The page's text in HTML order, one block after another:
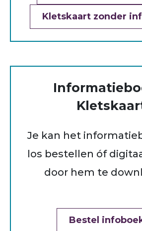
Kletskaart zonder
Je kan het
los bestellen óf
door hem te
Bestel